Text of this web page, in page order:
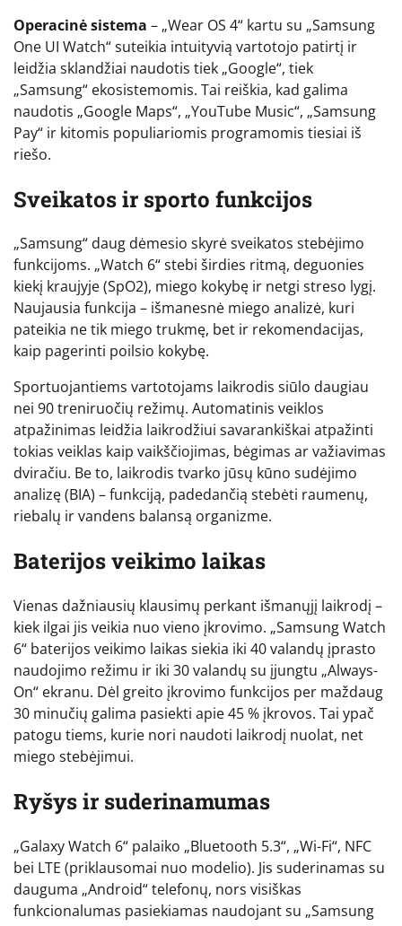
Operacinė sistema – „Wear OS 4“ kartu su „Samsung
One UI Watch“ suteikia intuityvią vartotojo patirtį ir
leidžia sklandžiai naudotis tiek „Google“, tiek
„Samsung“ ekosistemomis. Tai reiškia, kad galima
naudotis „Google Maps“, „YouTube Music“, „Samsung
Pay“ ir kitomis populiariomis programomis tiesiai iš
riešo.
Sveikatos ir sporto funkcijos
„Samsung“ daug dėmesio skyrė sveikatos stebėjimo
funkcijoms. „Watch 6“ stebi širdies ritmą, deguonies
kiekį kraujyje (SpO2), miego kokybę ir netgi streso lygį.
Naujausia funkcija – išmanesnė miego analizė, kuri
pateikia ne tik miego trukmę, bet ir rekomendacijas,
kaip pagerinti poilsio kokybę.
Sportuojantiems vartotojams laikrodis siūlo daugiau
nei 90 treniruočių režimų. Automatinis veiklos
atpažinimas leidžia laikrodžiui savarankiškai atpažinti
tokias veiklas kaip vaikščiojimas, bėgimas ar važiavimas
dviračiu. Be to, laikrodis tvarko jūsų kūno sudėjimo
analizę (BIA) – funkciją, padedančią stebėti raumenų,
riebalų ir vandens balansą organizme.
Baterijos veikimo laikas
Vienas dažniausių klausimų perkant išmanųjį laikrodį –
kiek ilgai jis veikia nuo vieno įkrovimo. „Samsung Watch
6“ baterijos veikimo laikas siekia iki 40 valandų įprasto
naudojimo režimu ir iki 30 valandų su įjungtu „Always-
On“ ekranu. Dėl greito įkrovimo funkcijos per maždaug
30 minučių galima pasiekti apie 45 % įkrovos. Tai ypač
patogu tiems, kurie nori naudoti laikrodį nuolat, net
miego stebėjimui.
Ryšys ir suderinamumas
„Galaxy Watch 6“ palaiko „Bluetooth 5.3“, „Wi-Fi“, NFC
bei LTE (priklausomai nuo modelio). Jis suderinamas su
dauguma „Android“ telefonų, nors visiškas
funkcionalumas pasiekiamas naudojant su „Samsung